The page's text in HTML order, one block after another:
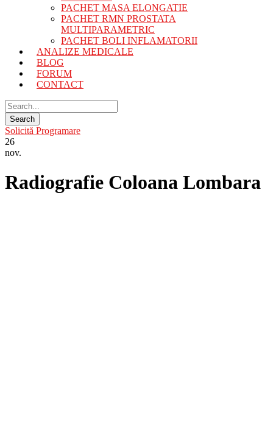
PACHET MASA ELONGATIE
PACHET RMN PROSTATA
MULTIPARAMETRIC
PACHET BOLI INFLAMATORII
ANALIZE MEDICALE
BLOG
FORUM
CONTACT
Solicită Programare
26
nov.
Radiografie Coloana Lombara